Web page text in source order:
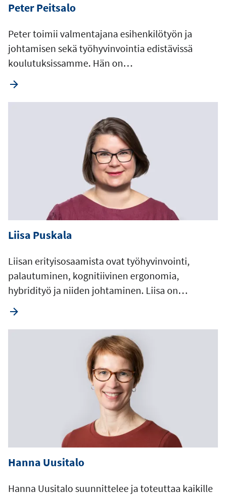
Peter Peitsalo
Peter toimii valmentajana esihenkilötyön ja
johtamisen sekä työhyvinvointia edistävissä
koulutuksissamme. Hän on…
Liisa Puskala
Liisan erityisosaamista ovat työhyvinvointi,
palautuminen, kognitiivinen ergonomia,
hybridityö ja niiden johtaminen. Liisa on…
Hanna Uusitalo
Hanna Uusitalo suunnittelee ja toteuttaa kaikille